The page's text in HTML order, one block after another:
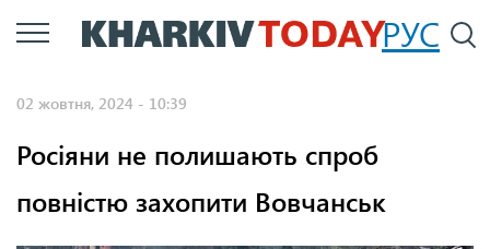
Перейти
до
РУС
02 жовтня, 2024 - 10:39
Росіяни не полишають спроб
повністю захопити Вовчанськ